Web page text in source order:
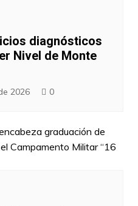
diagnósticos
Nivel de Monte
2026 0